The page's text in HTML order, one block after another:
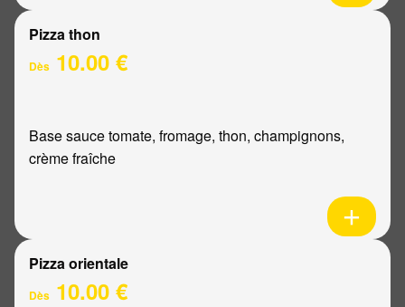
Pizza thon
Dès 10.00 €
Base sauce tomate, fromage, thon, champignons,
crème fraîche
Pizza orientale
Dès 10.00 €